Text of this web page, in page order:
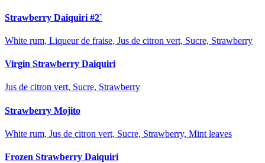
Strawberry Daiquiri #2`
White rum, Liqueur de fraise, Jus de citron vert, Sucre, Strawberry
Virgin Strawberry Daiquiri
Jus de citron vert, Sucre, Strawberry
Strawberry Mojito
White rum, Jus de citron vert, Sucre, Strawberry, Mint leaves
Frozen Strawberry Daiquiri